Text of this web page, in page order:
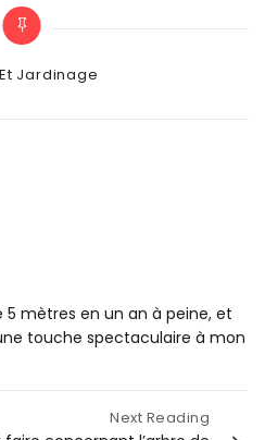
Jardinage
5 mètres en un an à peine, et
touche spectaculaire à mon
Next Reading